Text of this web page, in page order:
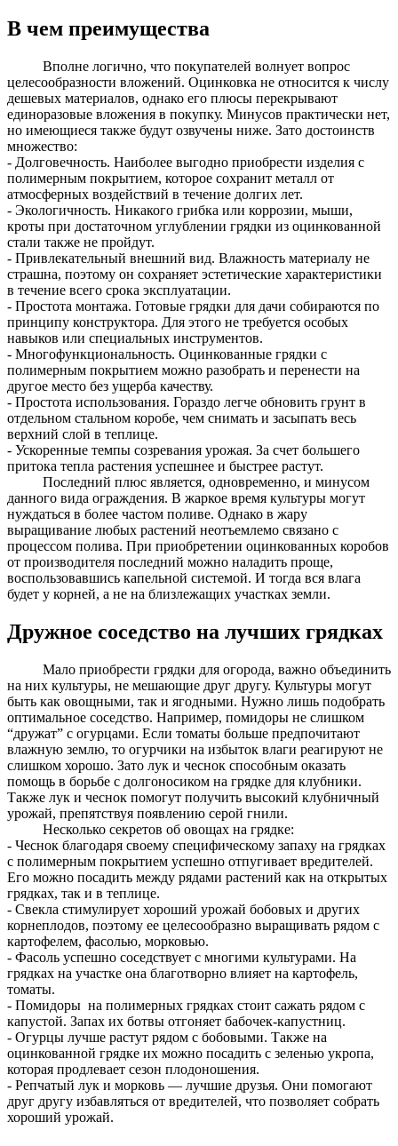
В чем преимущества
Вполне логично, что покупателей волнует вопрос
целесообразности вложений. Оцинковка не относится к числу
дешевых материалов, однако его плюсы перекрывают
единоразовые вложения в покупку. Минусов практически нет,
но имеющиеся также будут озвучены ниже. Зато достоинств
множество:
- Долговечность. Наиболее выгодно приобрести изделия с
полимерным покрытием, которое сохранит металл от
атмосферных воздействий в течение долгих лет.
- Экологичность. Никакого грибка или коррозии, мыши,
кроты при достаточном углублении грядки из оцинкованной
стали также не пройдут.
- Привлекательный внешний вид. Влажность материалу не
страшна, поэтому он сохраняет эстетические характеристики
в течение всего срока эксплуатации.
- Простота монтажа. Готовые грядки для дачи собираются по
принципу конструктора. Для этого не требуется особых
навыков или специальных инструментов.
- Многофункциональность. Оцинкованные грядки с
полимерным покрытием можно разобрать и перенести на
другое место без ущерба качеству.
- Простота использования. Гораздо легче обновить грунт в
отдельном стальном коробе, чем снимать и засыпать весь
верхний слой в теплице.
- Ускоренные темпы созревания урожая. За счет большего
притока тепла растения успешнее и быстрее растут.
Последний плюс является, одновременно, и минусом
данного вида ограждения. В жаркое время культуры могут
нуждаться в более частом поливе. Однако в жару
выращивание любых растений неотъемлемо связано с
процессом полива. При приобретении оцинкованных коробов
от производителя последний можно наладить проще,
воспользовавшись капельной системой. И тогда вся влага
будет у корней, а не на близлежащих участках земли.
Дружное соседство на лучших грядках
Мало приобрести грядки для огорода, важно объединить
на них культуры, не мешающие друг другу. Культуры могут
быть как овощными, так и ягодными. Нужно лишь подобрать
оптимальное соседство. Например, помидоры не слишком
“дружат” с огурцами. Если томаты больше предпочитают
влажную землю, то огурчики на избыток влаги реагируют не
слишком хорошо. Зато лук и чеснок способным оказать
помощь в борьбе с долгоносиком на грядке для клубники.
Также лук и чеснок помогут получить высокий клубничный
урожай, препятствуя появлению серой гнили.
Несколько секретов об овощах на грядке:
- Чеснок благодаря своему специфическому запаху на грядках
с полимерным покрытием успешно отпугивает вредителей.
Его можно посадить между рядами растений как на открытых
грядках, так и в теплице.
- Свекла стимулирует хороший урожай бобовых и других
корнеплодов, поэтому ее целесообразно выращивать рядом с
картофелем, фасолью, морковью.
- Фасоль успешно соседствует с многими культурами. На
грядках на участке она благотворно влияет на картофель,
томаты.
- Помидоры на полимерных грядках стоит сажать рядом с
капустой. Запах их ботвы отгоняет бабочек-капустниц.
- Огурцы лучше растут рядом с бобовыми. Также на
оцинкованной грядке их можно посадить с зеленью укропа,
которая продлевает сезон плодоношения.
- Репчатый лук и морковь — лучшие друзья. Они помогают
друг другу избавляться от вредителей, что позволяет собрать
хороший урожай.